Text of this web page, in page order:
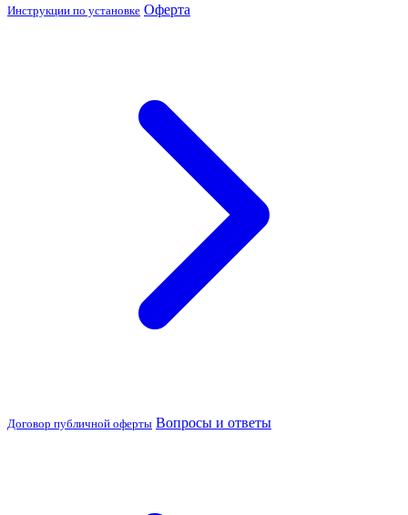
Инструкции по установке Оферта
Договор публичной оферты Вопросы и ответы